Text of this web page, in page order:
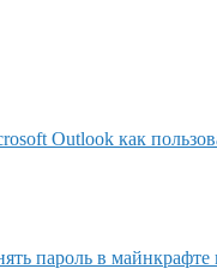
Outlook как
пароль в майнкрафте